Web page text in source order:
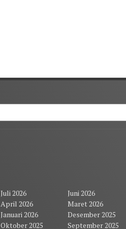
Juli 2026
Juni 2026
April 2026
Maret 2026
Januari 2026
Desember 2025
Oktober 2025 September 2025